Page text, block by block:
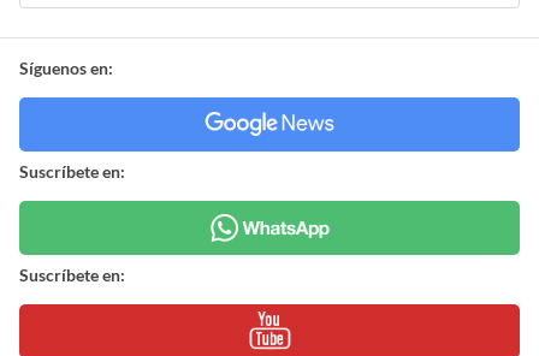
Síguenos en:
Suscríbete en:
Suscríbete en: